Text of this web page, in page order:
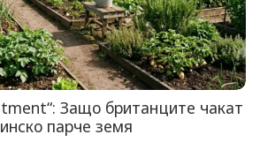
Защо британците чакат
парче земя